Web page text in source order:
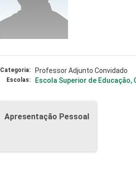
Categoria: Professor Adjunto Convidado
Escolas: Escola Superior de Educação,
Apresentação Pessoal